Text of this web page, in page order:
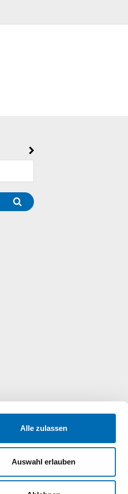
Alle zulassen
Auswahl erlauben